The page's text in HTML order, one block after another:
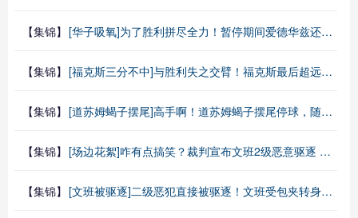
【集锦】 [华子吸氧]为了胜利拼尽全力！暂停期间爱德华兹还到球员通道去吸氧！
【集锦】 [福克斯三分不中]与胜利失之交臂！福克斯最后超远三分不中，双方要打天王山了！
【集锦】 [道苏姆蝎子摆尾]高手啊！道苏姆蝎子摆尾停球，随后两罚全中助球队锁定胜局
【集锦】 [场边花絮]咋有点搞笑？裁判宣布文班2级恶意驱逐 文班问队友：啥意思？
【集锦】 [文班被驱逐]二级恶犯直接被驱逐！文班受包夹转身挣扎中肘击里德喉部！